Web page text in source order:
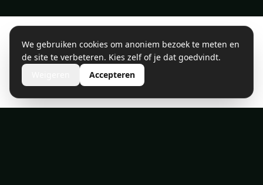
We gebruiken cookies om anoniem bezoek te meten en
de site te verbeteren. Kies zelf of je dat goedvindt.
Accepteren